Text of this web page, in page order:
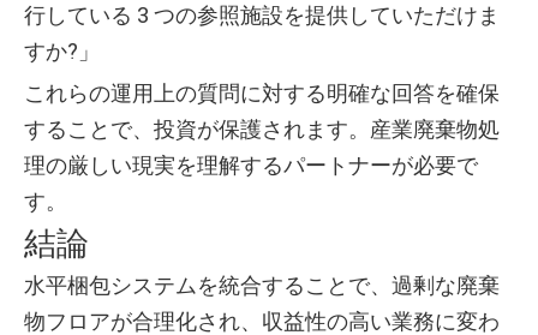
行している 3 つの参照施設を提供していただけま
すか?」
これらの運用上の質問に対する明確な回答を確保
することで、投資が保護されます。産業廃棄物処
理の厳しい現実を理解するパートナーが必要で
す。
結論
水平梱包システムを統合することで、過剰な廃棄
物フロアが合理化され、収益性の高い業務に変わ